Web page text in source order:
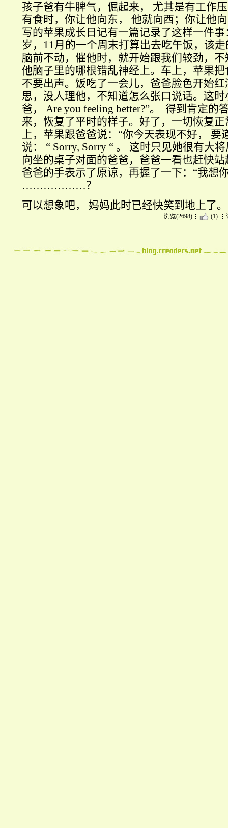
孩子爸有牛脾气，倔起来，
尤其是有工作
有食时，你让他向东，
他就向西；你让他
写的苹果成长日记有一篇记录了这样一件事
岁， 11月的一个周末打算出去吃午饭，该
脑前不动，催他时，就开始跟我们较劲，
他脑子里的哪根错乱神经上。车上，苹果
不要出声。饭吃了一会儿，爸爸脸色开始
思，没人理他，不知道怎么张口说话。这
爸，
Are you feeling better?”。
得到肯定的
来，恢复了平时的样子。好了，一切恢复
上，苹果跟爸爸说：“你今天表现不好，
要
说：
“ Sorry, Sorry “ 。
这时只见她很有大
向坐的桌子对面的爸爸，爸爸一看也赶快站
爸爸的手表示了原谅，再握了一下：“我想
………………？
可以想象吧，
妈妈此时已经快笑到地上了。
浏览(2698) (1)